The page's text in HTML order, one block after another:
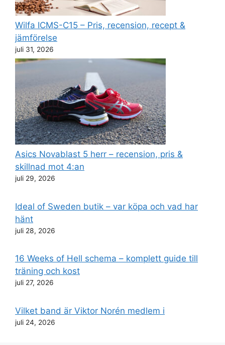
Wilfa ICMS-C15 – Pris, recension, recept &
jämförelse
juli 31, 2026
Asics Novablast 5 herr – recension, pris &
skillnad mot 4:an
juli 29, 2026
Ideal of Sweden butik – var köpa och vad har
hänt
juli 28, 2026
16 Weeks of Hell schema – komplett guide till
träning och kost
juli 27, 2026
Vilket band är Viktor Norén medlem i
juli 24, 2026